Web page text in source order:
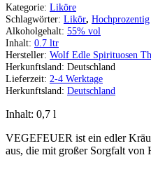
Kategorie: Liköre
Schlagwörter: Likör, Hochprozentig
Alkoholgehalt: 55% vol
Inhalt: 0.7 ltr
Hersteller: Wolf Edle Spirituosen
Herkunftsland: Deutschland
Lieferzeit: 2-4 Werktage
Herkunftsland: Deutschland
Inhalt: 0,7 l
VEGEFEUER ist ein edler
aus, die mit großer Sorgfalt von